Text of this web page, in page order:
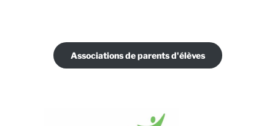
Associations de parents d'élèves